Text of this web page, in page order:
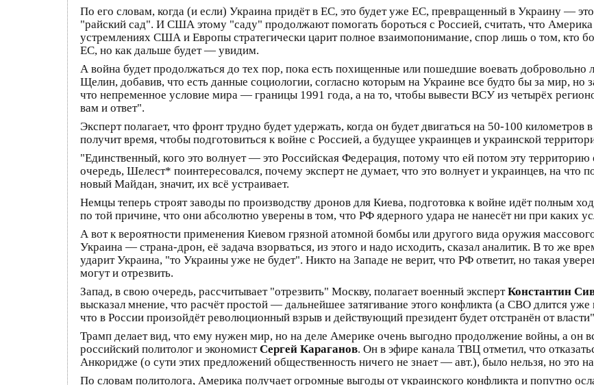
По его словам, когда (и если) Украина придёт в ЕС, это будет уже ЕС, превращенный в Украину —
"райский сад". И США этому "саду" продолжают помогать бороться с Россией, считать, что
устремлениях США и Европы стратегически царит полное взаимопонимание, спор лишь о том, кто
ЕС, но как дальше будет — увидим.
А война будет продолжаться до тех пор, пока есть похищенные или пошедшие воевать
Щелин, добавив, что есть данные социологии, согласно которым на Украине все будто бы за мир, но
что непременное условие мира — границы 1991 года, а на то, чтобы вывести ВСУ из четырёх
вам и ответ".
Эксперт полагает, что фронт трудно будет удержать, когда он будет двигаться на 50-100 километров
получит время, чтобы подготовиться к войне с Россией, а будущее украинцев и украинской
"Единственный, кого это волнует — это Российская Федерация, потому что ей потом эту
очередь, Шелест* поинтересовался, почему эксперт не думает, что это волнует и украинцев, на что
новый Майдан, значит, их всё устраивает.
Немцы теперь строят заводы по производству дронов для Киева, подготовка к войне идёт полным
по той причине, что они абсолютно уверены в том, что РФ ядерного удара не нанесёт ни при каких
А вот к вероятности применения Киевом грязной атомной бомбы или другого вида оружия
Украина — страна-дрон, её задача взорваться, из этого и надо исходить, сказал аналитик. В то же
ударит Украина, "то Украины уже не будет". Никто на Западе не верит, что РФ ответит, но такая
могут и отрезвить.
Запад, в свою очередь, рассчитывает "отрезвить" Москву, полагает военный экспертКонстантин
высказал мнение, что расчёт простой — дальнейшее затягивание этого конфликта (а СВО длится
что в России произойдёт революционный взрыв и действующий президент будет отстранён от
Трамп делает вид, что ему нужен мир, но на деле Америке очень выгодно продолжение войны, а он
российский политолог и экономистСергей Караганов. Он в эфире канала ТВЦ отметил, что
Анкоридже (о сути этих предложений общественность ничего не знает — авт.), было нельзя, но это
По словам политолога, Америка получает огромные выгоды от украинского конфликта и попутно